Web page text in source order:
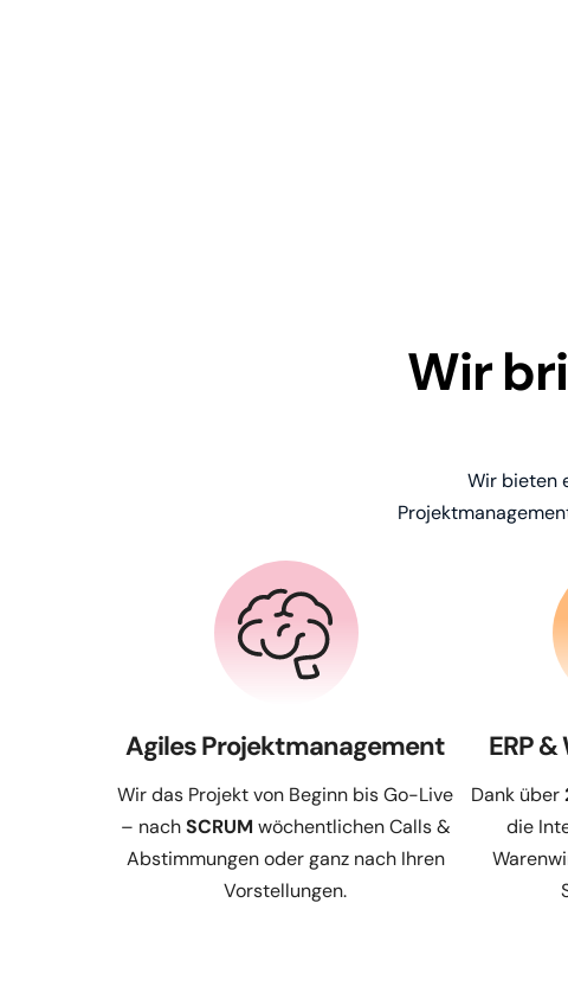
Wir
Wir bieten
Agiles Projektmanagement
Wir das Projekt von Beginn bis Go-Live
– nachSCRUM wöchentlichen Calls &
Abstimmungen oder ganz nach Ihren
Vorstellungen.
ERP
Dank über
die